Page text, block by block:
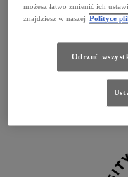
Nasza grupa jest najdłużej
możesz łatwo zmienić ich
znajdziesz w naszej Polityce
Odrzuć